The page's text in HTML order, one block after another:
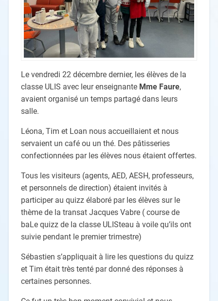
Le vendredi 22 décembre dernier, les élèves de la
classe ULIS avec leur enseignanteMme Faure,
avaient organisé un temps partagé dans leurs
salle.
Léona, Tim et Loan nous accueillaient et nous
servaient un café ou un thé. Des pâtisseries
confectionnées par les élèves nous étaient offertes.
Tous les visiteurs (agents, AED, AESH, professeurs,
et personnels de direction) étaient invités à
participer au quizz élaboré par les élèves sur le
thème de la transat Jacques Vabre ( course de
baLe quizz de la classe ULISteau à voile qu’ils ont
suivie pendant le premier trimestre)
Sébastien s’appliquait à lire les questions du quizz
et Tim était très tenté par donné des réponses à
certaines personnes.